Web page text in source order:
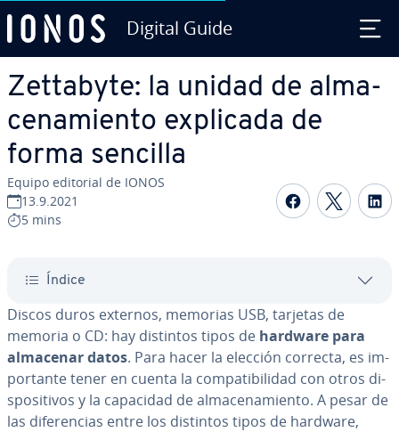
Digital Guide
Zettabyte: la unidad de al­ma­
ce­na­mie­n­to explicada de
forma sencilla
Equipo editorial de IONOS
13.9.2021
5 mins
Compartir
Índice
Discos duros externos, memorias USB, tarjetas de
memoria o CD: hay distintos tipos de hardware para
almacenar datos. Para hacer la elección correcta, es im­
po­r­ta­n­te tener en cuenta la co­m­pa­ti­bi­li­dad con otros di­
s­po­si­ti­vos y la capacidad de al­ma­ce­na­mie­n­to. A pesar de
las di­fe­re­n­cias entre los distintos tipos de hardware,